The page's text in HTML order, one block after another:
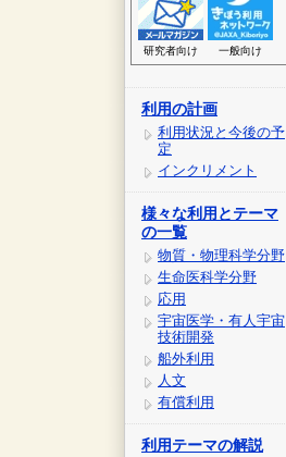
研究者向け 一般向け
利用の計画
利用状況と今後の予
定
インクリメント
様々な利用とテーマ
の一覧
物質・物理科学分野
生命医科学分野
応用
宇宙医学・有人宇宙
技術開発
船外利用
人文
有償利用
利用テーマの解説